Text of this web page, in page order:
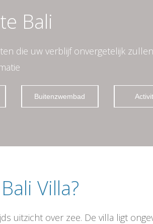
Bali
die uw verblijf onvergetelijk
Buitenzwembad
Villa?
uitzicht over zee. De villa ligt